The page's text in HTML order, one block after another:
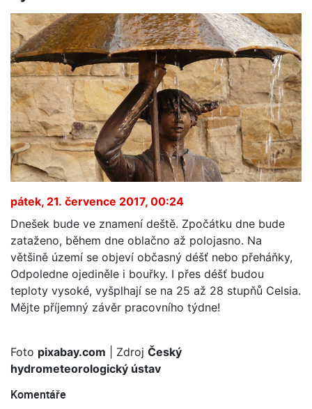
pátek, 21. července 2017, 00:24
Dnešek bude ve znamení deště. Zpočátku dne bude
zataženo, během dne oblačno až polojasno. Na
většině území se objeví občasný déšť nebo přeháňky,
Odpoledne ojediněle i bouřky. I přes déšť budou
teploty vysoké, vyšplhají se na 25 až 28 stupňů Celsia.
Mějte příjemný závěr pracovního týdne!
Foto pixabay.com | Zdroj Český
hydrometeorologický ústav
Komentáře